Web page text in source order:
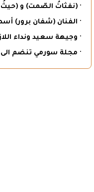
· (نفثاتُ الصّمت) و
· الفنان (شفان برور)
· وجيهة سعيد ونداء
· مجلة سورمي تنضم الى